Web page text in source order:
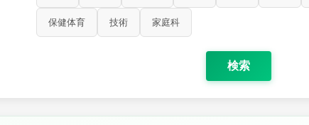
保健体育 技術 家庭科
検索
家庭科